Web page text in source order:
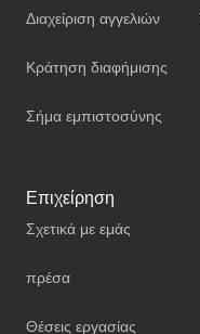
Διαχείριση αγγελιών
Κράτηση διαφήμισης
Σήμα εμπιστοσύνης
Επιχείρηση
Σχετικά με εμάς
πρέσα
Θέσεις εργασίας